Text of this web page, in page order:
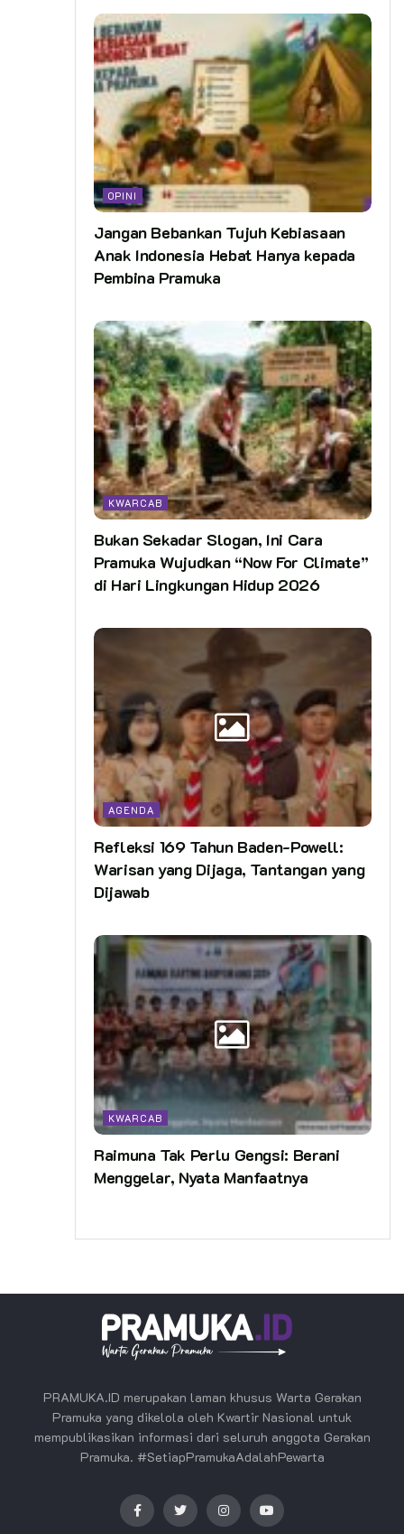
OPINI
Jangan Bebankan Tujuh Kebiasaan
Anak Indonesia Hebat Hanya kepada
Pembina Pramuka
KWARCAB
Bukan Sekadar Slogan, Ini Cara
Pramuka Wujudkan “Now For Climate”
di Hari Lingkungan Hidup 2026
AGENDA
Refleksi 169 Tahun Baden-Powell:
Warisan yang Dijaga, Tantangan yang
Dijawab
KWARCAB
Raimuna Tak Perlu Gengsi: Berani
Menggelar, Nyata Manfaatnya
PRAMUKA.ID merupakan laman khusus Warta Gerakan
Pramuka yang dikelola oleh Kwartir Nasional untuk
mempublikasikan informasi dari seluruh anggota Gerakan
Pramuka. #SetiapPramukaAdalahPewarta